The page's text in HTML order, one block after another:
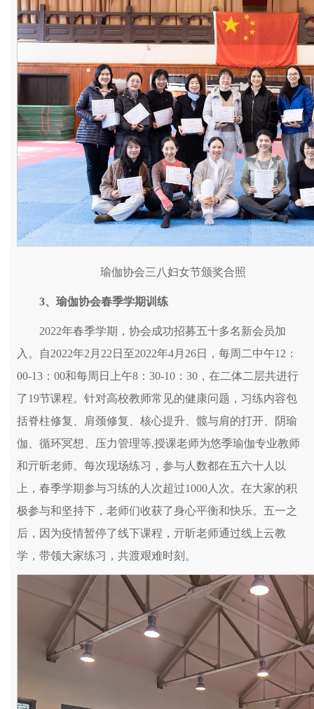
瑜伽协会三八妇女节颁奖合照
3、 瑜伽协会春季学期训练
2022年春季学期，协会成功招募五十多名新会员加
入。自2022年2月22日至2022年4月26日，每周二中午12：
00-13：00和每周日上午8：30-10：30，在二体二层共进行
了19节课程。针对高校教师常见的健康问题，习练内容包
括脊柱修复、肩颈修复、核心提升、髋与肩的打开、阴瑜
伽、循环冥想、压力管理等,授课老师为悠季瑜伽专业教师
和亓昕老师。每次现场练习，参与人数都在五六十人以
上，春季学期参与习练的人次超过1000人次。在大家的积
极参与和坚持下，老师们收获了身心平衡和快乐。五一之
后，因为疫情暂停了线下课程，亓昕老师通过线上云教
学，带领大家练习，共渡艰难时刻。